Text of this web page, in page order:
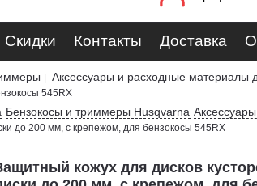
Скидки Контакты Доставка
Аксессуары и расходные материалы
545RX
Бензокосы и триммеры Husqvarna
до 200 мм, с крепежом, для бензокосы 545RX
кожух для дисков